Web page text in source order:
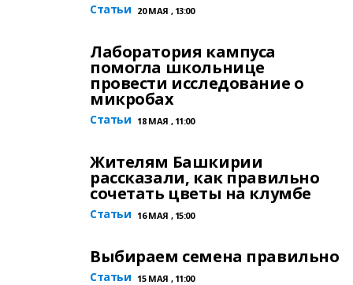
Статьи 20 МАЯ , 13:00
Лаборатория кампуса
помогла школьнице
провести исследование о
микробах
Статьи 18 МАЯ , 11:00
Жителям Башкирии
рассказали, как правильно
сочетать цветы на клумбе
Статьи 16 МАЯ , 15:00
Выбираем семена правильно
Статьи 15 МАЯ , 11:00